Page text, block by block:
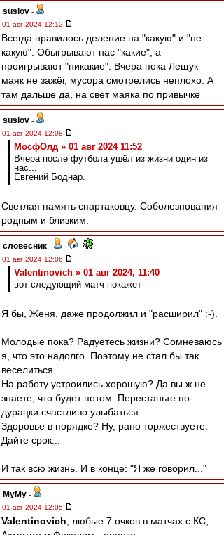
suslov -
01 авг 2024 12:12
Всегда нравилось деление на "какую" и "не
какую". Обыгрывают нас "какие", а
проигрывают "никакие". Вчера пока Лещук
маяк не зажёг, мусора смотрелись неплохо. А
там дальше да, на свет маяка по привычке
suslov -
01 авг 2024 12:08
МосфОлд » 01 авг 2024 11:52
Вчера после футбола ушёл из жизни один из
нас...
Евгений Боднар.
Светлая память спартаковцу. Соболезнования
родным и близким.
словесник -
01 авг 2024 12:06
Valentinovich » 01 авг 2024, 11:40
вот следующий матч покажет
Я бы, Женя, даже продолжил и "расширил" :-).
Молодые пока? Радуетесь жизни? Сомневаюсь
я, что это надолго. Поэтому не стал бы так
веселиться...
На работу устроились хорошую? Да вы ж не
знаете, что будет потом. Перестаньте по-
дурацки счастливо улыбаться.
Здоровье в порядке? Ну, рано торжествуете.
Дайте срок...
И так всю жизнь. И в конце: "Я же говорил..."
МуМу -
01 авг 2024 12:05
Valentinovich , любые 7 очков в матчах с КС,